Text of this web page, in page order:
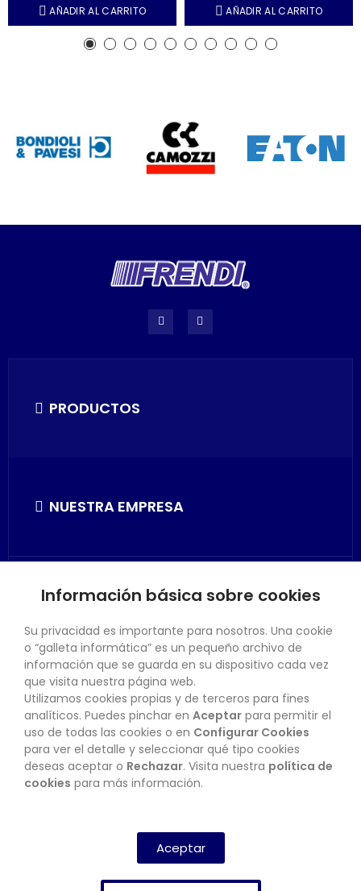
AÑADIR AL CARRITO AÑADIR AL CARRITO
PRODUCTOS
NUESTRA EMPRESA
SU CUENTA
CONTACTO
BOLETÍN
Información básica sobre cookies
Su privacidad es importante para nosotros. Una cookie
o “galleta informática” es un pequeño archivo de
información que se guarda en su dispositivo cada vez
que visita nuestra página web.
Utilizamos cookies propias y de terceros para fines
analíticos. Puedes pinchar en Aceptar para permitir el
uso de todas las cookies o en Configurar Cookies
para ver el detalle y seleccionar qué tipo cookies
deseas aceptar o Rechazar. Visita nuestra política de
cookies para más información.
Aceptar